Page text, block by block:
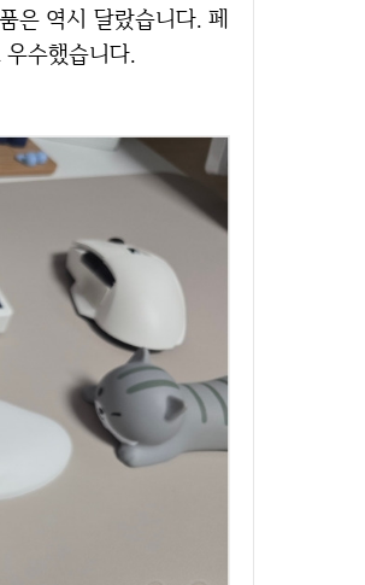
은 역시 달랐습니다. 페
수했습니다.